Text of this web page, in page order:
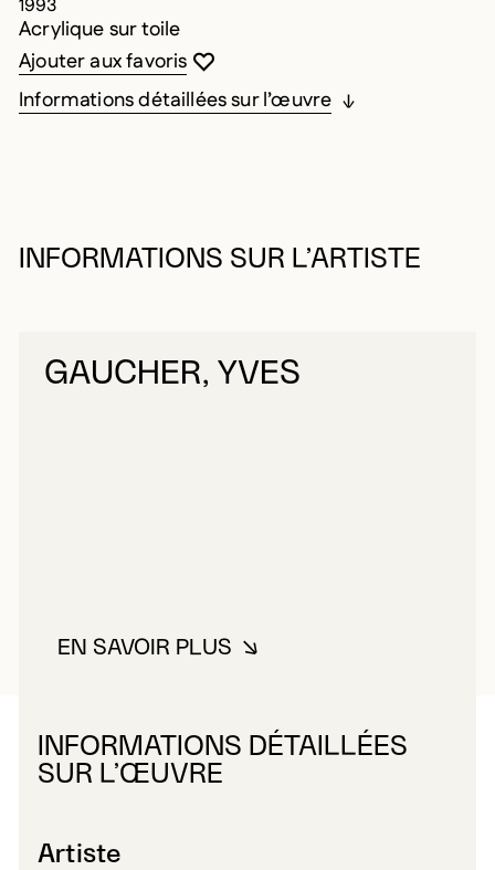
1993
Acrylique sur toile
Vous devez être connecté pour ajouter
Fermer la modale
Ouvrir la modale
Ajouter aux favoris
Informations détaillées sur l’œuvre
INFORMATIONS SUR L’ARTISTE
GAUCHER, YVES
EN SAVOIR PLUSÀ PROPOS DE GAUCHER, YVES
INFORMATIONS DÉTAILLÉES
SUR L’ŒUVRE
Artiste